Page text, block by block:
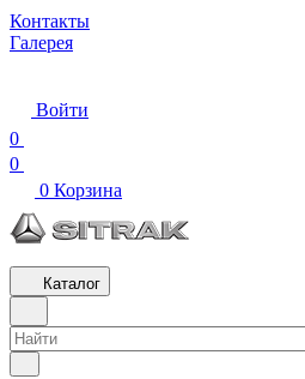
Контакты
Галерея
Войти
0
0
0 Корзина
Каталог